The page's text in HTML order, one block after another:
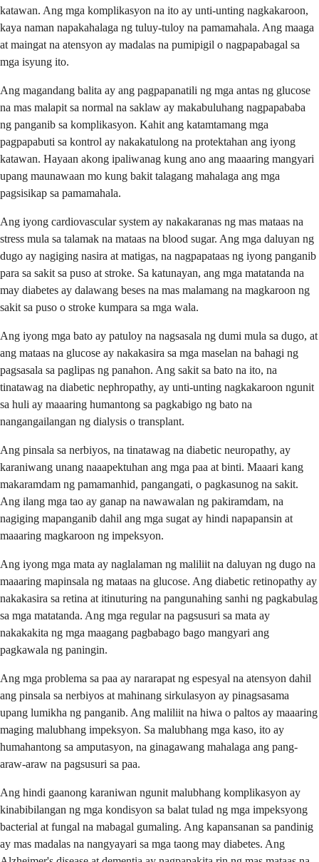
katawan. Ang mga komplikasyon na ito ay unti-unting nagkakaroon,
kaya naman napakahalaga ng tuluy-tuloy na pamamahala. Ang maaga
at maingat na atensyon ay madalas na pumipigil o nagpapabagal sa
mga isyung ito.
Ang magandang balita ay ang pagpapanatili ng mga antas ng glucose
na mas malapit sa normal na saklaw ay makabuluhang nagpapababa
ng panganib sa komplikasyon. Kahit ang katamtamang mga
pagpapabuti sa kontrol ay nakakatulong na protektahan ang iyong
katawan. Hayaan akong ipaliwanag kung ano ang maaaring mangyari
upang maunawaan mo kung bakit talagang mahalaga ang mga
pagsisikap sa pamamahala.
Ang iyong cardiovascular system ay nakakaranas ng mas mataas na
stress mula sa talamak na mataas na blood sugar. Ang mga daluyan ng
dugo ay nagiging nasira at matigas, na nagpapataas ng iyong panganib
para sa sakit sa puso at stroke. Sa katunayan, ang mga matatanda na
may diabetes ay dalawang beses na mas malamang na magkaroon ng
sakit sa puso o stroke kumpara sa mga wala.
Ang iyong mga bato ay patuloy na nagsasala ng dumi mula sa dugo, at
ang mataas na glucose ay nakakasira sa mga maselan na bahagi ng
pagsasala sa paglipas ng panahon. Ang sakit sa bato na ito, na
tinatawag na diabetic nephropathy, ay unti-unting nagkakaroon ngunit
sa huli ay maaaring humantong sa pagkabigo ng bato na
nangangailangan ng dialysis o transplant.
Ang pinsala sa nerbiyos, na tinatawag na diabetic neuropathy, ay
karaniwang unang naaapektuhan ang mga paa at binti. Maaari kang
makaramdam ng pamamanhid, pangangati, o pagkasunog na sakit.
Ang ilang mga tao ay ganap na nawawalan ng pakiramdam, na
nagiging mapanganib dahil ang mga sugat ay hindi napapansin at
maaaring magkaroon ng impeksyon.
Ang iyong mga mata ay naglalaman ng maliliit na daluyan ng dugo na
maaaring mapinsala ng mataas na glucose. Ang diabetic retinopathy ay
nakakasira sa retina at itinuturing na pangunahing sanhi ng pagkabulag
sa mga matatanda. Ang mga regular na pagsusuri sa mata ay
nakakakita ng mga maagang pagbabago bago mangyari ang
pagkawala ng paningin.
Ang mga problema sa paa ay nararapat ng espesyal na atensyon dahil
ang pinsala sa nerbiyos at mahinang sirkulasyon ay pinagsasama
upang lumikha ng panganib. Ang maliliit na hiwa o paltos ay maaaring
maging malubhang impeksyon. Sa malubhang mga kaso, ito ay
humahantong sa amputasyon, na ginagawang mahalaga ang pang-
araw-araw na pagsusuri sa paa.
Ang hindi gaanong karaniwan ngunit malubhang komplikasyon ay
kinabibilangan ng mga kondisyon sa balat tulad ng mga impeksyong
bacterial at fungal na mabagal gumaling. Ang kapansanan sa pandinig
ay mas madalas na nangyayari sa mga taong may diabetes. Ang